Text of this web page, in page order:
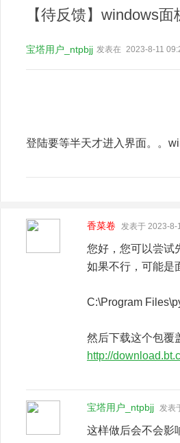
【待反馈】windows
宝塔用户_ntpbjj 发表在 2023-8-11
登陆要等半天才进入界面。。
香菜卷 发表于 2023-8-
您好，您可以尝试
如果不行，可能是
C:\Program
然后下载这个包覆
http://
宝塔用户_ntpbjj 发表
这样做后会不会影